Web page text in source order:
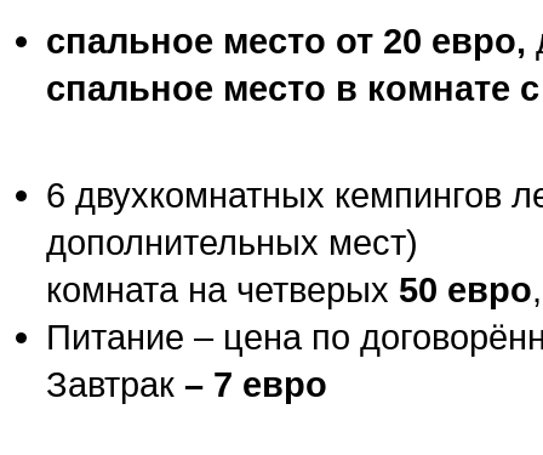
спальное место от 20 евро,
спальное место в комнате
6 двухкомнатных кемпингов
дополнительных мест)
комната на четверых 50 евро
Питание – цена по
Завтрак – 7 евро